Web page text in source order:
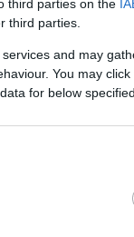
third parties on the
third parties.
and may
You may
for below
1.411
1.473
1.494
1.636
1.640
1.900